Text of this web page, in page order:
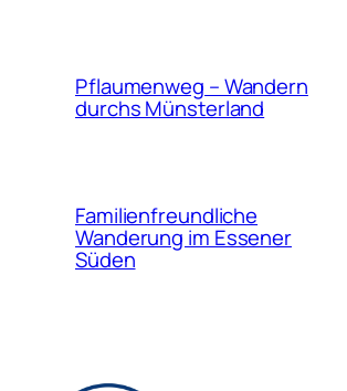
Pflaumenweg – Wandern
durchs Münsterland
Familienfreundliche
Wanderung im Essener
Süden